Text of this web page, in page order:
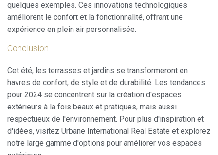
quelques exemples. Ces innovations technologiques
améliorent le confort et la fonctionnalité, offrant une
expérience en plein air personnalisée.
Conclusion
Cet été, les terrasses et jardins se transformeront en
havres de confort, de style et de durabilité. Les tendances
pour 2024 se concentrent sur la création d'espaces
extérieurs à la fois beaux et pratiques, mais aussi
respectueux de l'environnement. Pour plus d'inspiration et
d'idées, visitez Urbane International Real Estate et explorez
notre large gamme d'options pour améliorer vos espaces